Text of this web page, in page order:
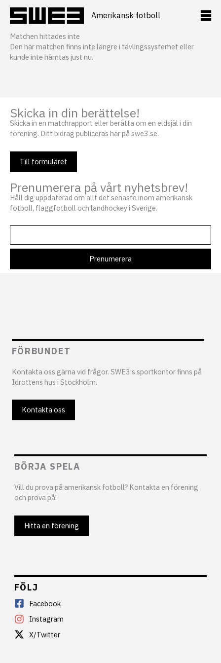
innehåll
Amerikansk fotboll
Matchen hittades inte
Den här matchen finns inte längre i tävlingssystemet eller
kunde inte hämtas just nu.
Skicka in din berättelse!
Skicka in en matchrapport eller berätta om en eldsjäl i din
förening. Ditt bidrag publiceras här på swe3.se.
Till formuläret
Prenumerera på vårt nyhetsbrev!
Håll dig uppdaterad om allt det senaste inom amerikansk
fotboll, flaggfotboll och landhockey i Sverige.
FÖRBUNDET
Kontakta oss gärna vid frågor. SWE3:s sportkontor finns på
Idrottens hus i Stockholm.
Kontakta oss
BÖRJA SPELA
Vill du prova på amerikansk fotboll? Kontakta en förening
och prova på!
Hitta en förening
FÖLJ
Facebook
Instagram
X/Twitter